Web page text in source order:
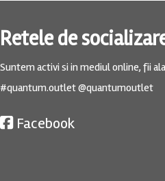
Retele de
Suntem activi si in mediul online, fii
#quantum.outlet @quantumoutlet
Facebook